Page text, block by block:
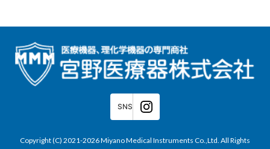
SNS
Copyright (C) 2021-2026 Miyano Medical Instruments Co.,Ltd. All Rights